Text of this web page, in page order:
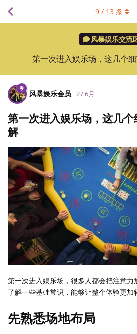
风暴娱乐交流
第一次进入娱乐场，这几个
9 / 13 条
风暴娱乐会员 27 6月
第一次进入娱乐场，这几
解
第一次进入娱乐场，很多人都会把注意
了解一些基础常识，能够让整个体验更加
先熟悉场地布局